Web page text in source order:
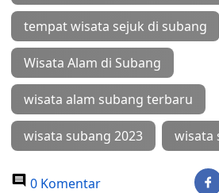
tempat wisata sejuk di subang
Wisata Alam di Subang
wisata alam subang terbaru
wisata subang 2023 wisata
0 Komentar